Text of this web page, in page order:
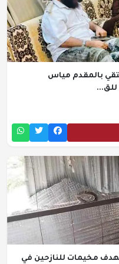
بالمقدم مياس
مخيمات للنازحين في